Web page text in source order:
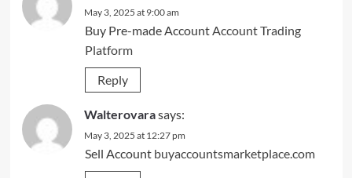
May 3, 2025 at 9:00 am
Buy Pre-made AccountAccount Trading
Platform
Reply
Walterovarasays:
May 3, 2025 at 12:27 pm
Sell Account buyaccountsmarketplace.com